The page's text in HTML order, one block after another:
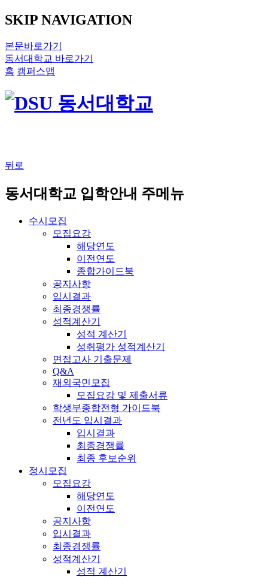
SKIP NAVIGATION
본문바로가기
동서대학교 바로가기
홈 캠퍼스맵
뒤로
동서대학교 입학안내 주메뉴
수시모집
모집요강
해당연도
이전연도
종합가이드북
공지사항
입시결과
최종경쟁률
성적계산기
성적 계산기
성취평가 성적계산기
면접고사 기출문제
Q&A
재외국민모집
모집요강 및 제출서류
학생부종합전형 가이드북
전년도 입시결과
입시결과
최종경쟁률
최종 후보순위
정시모집
모집요강
해당연도
이전연도
공지사항
입시결과
최종경쟁률
성적계산기
성적 계산기